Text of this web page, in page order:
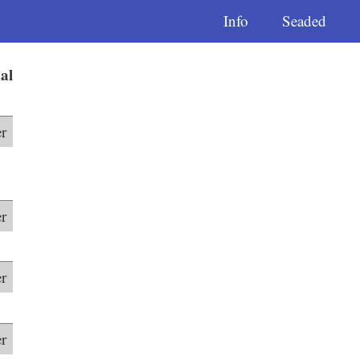
Info Seaded